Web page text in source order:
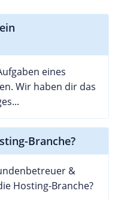
eines
Wir haben dir das
Branche?
&
Hosting-Branche?